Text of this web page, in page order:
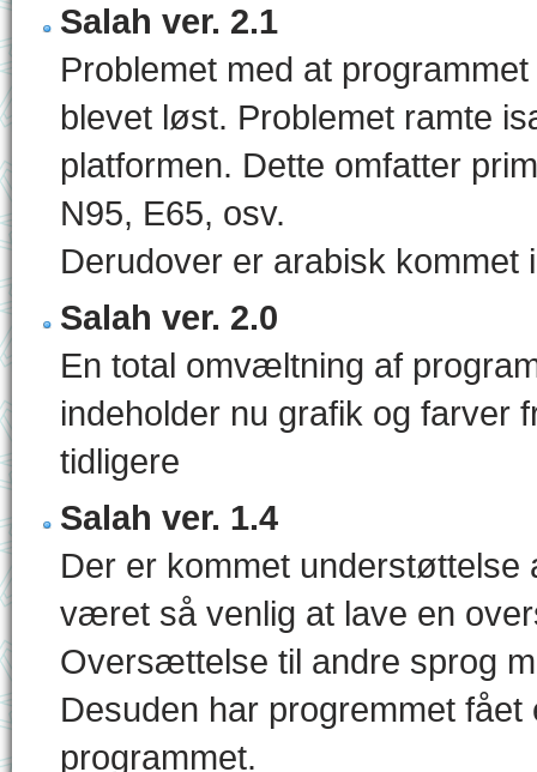
Salah ver. 2.1
Problemet med at
blevet løst. Problemet ramte
platformen. Dette omfatter
N95, E65, osv.
Derudover er arabisk kommet
Salah ver. 2.0
En total omvæltning af
indeholder nu grafik og farver
tidligere
Salah ver. 1.4
Der er kommet understøttelse
været så venlig at lave en
Oversættelse til andre sprog
Desuden har progremmet
programmet.